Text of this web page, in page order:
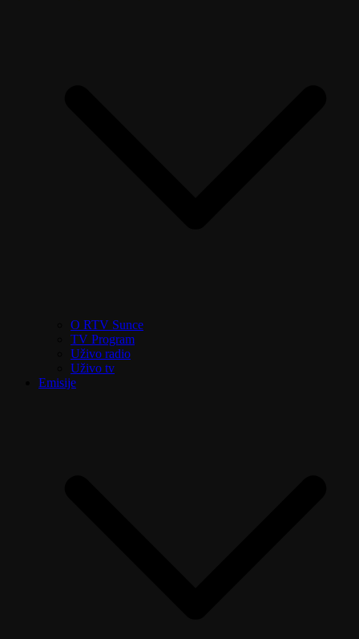
O RTV Sunce
TV Program
Uživo radio
Uživo tv
Emisije